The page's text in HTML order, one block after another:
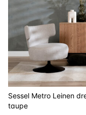
Sessel Metro Leinen
taupe